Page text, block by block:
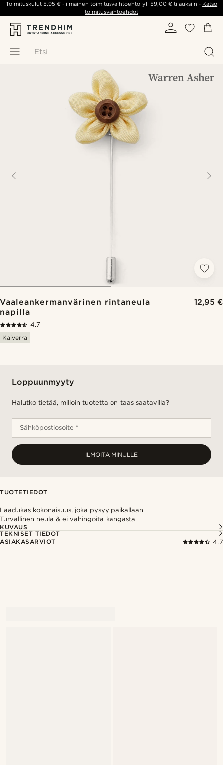
Etsi
Toimituskulut5,95 € - ilmainen toimitusvaihtoehto yli 59,00 €tilauksiin - Katso
toimitusvaihtoehdot
Vaaleankermanvärinen rintaneula
napilla
12,95 €
4.7
Kaiverra
Loppuunmyyty
Halutko tietää, milloin tuotetta on taas saatavilla?
Sähköpostiosoite *
ILMOITA MINULLE
TUOTETIEDOT
Laadukas kokonaisuus, joka pysyy paikallaan
Turvallinen neula & ei vahingoita kangasta
KUVAUS
TEKNISET TIEDOT
ASIAKASARVIOT
4.7